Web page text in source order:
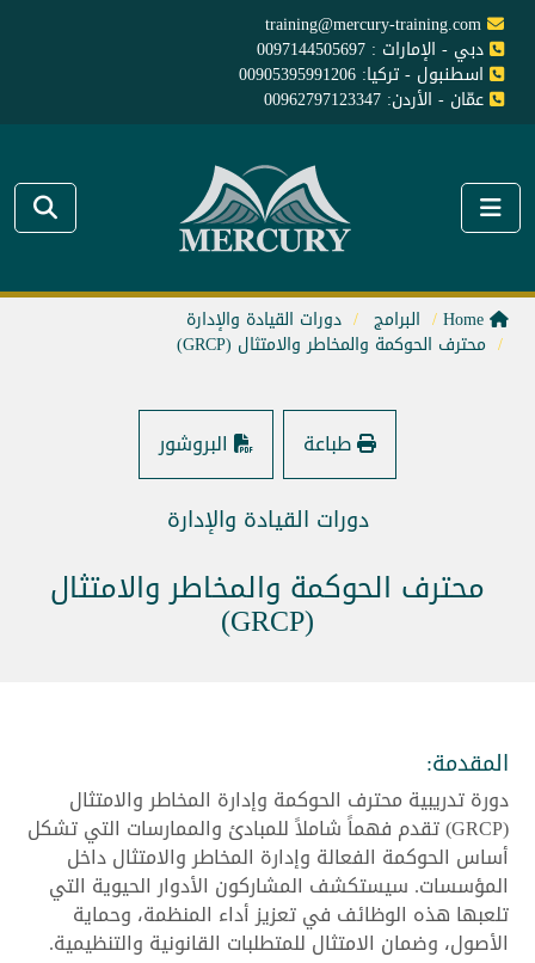
training@mercury-training.com
دبي - الإمارات : 0097144505697
اسطنبول - تركيا: 00905395991206
عمّان - الأردن: 00962797123347
البرامج دورات القيادة والإدارة
محترف الحوكمة والمخاطر والامتثال (GRCP)
طباعة البروشور
دورات القيادة والإدارة
محترف الحوكمة والمخاطر والامتثال
(GRCP)
المقدمة:
دورة تدريبية محترف الحوكمة وإدارة المخاطر والامتثال
(GRCP) تقدم فهماً شاملاً للمبادئ والممارسات التي تشكل
أساس الحوكمة الفعالة وإدارة المخاطر والامتثال داخل
المؤسسات. سيستكشف المشاركون الأدوار الحيوية التي
تلعبها هذه الوظائف في تعزيز أداء المنظمة، وحماية
الأصول، وضمان الامتثال للمتطلبات القانونية والتنظيمية.